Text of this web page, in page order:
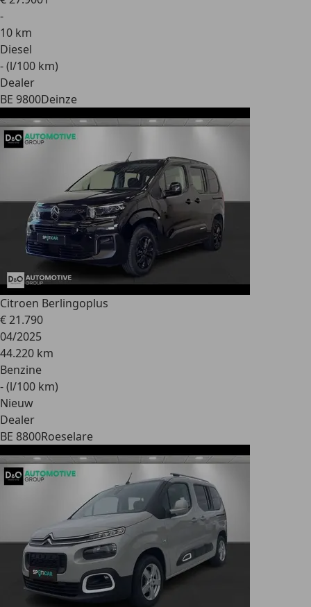
-
10 km
Diesel
- (l/100 km)
Dealer
BE 9800Deinze
Citroen Berlingoplus
€ 21.790
04/2025
44.220 km
Benzine
- (l/100 km)
Nieuw
Dealer
BE 8800Roeselare